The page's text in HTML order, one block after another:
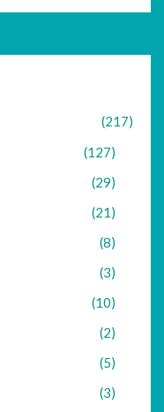
(217)
(127)
(29)
(21)
(8)
(3)
(10)
(2)
(5)
(3)